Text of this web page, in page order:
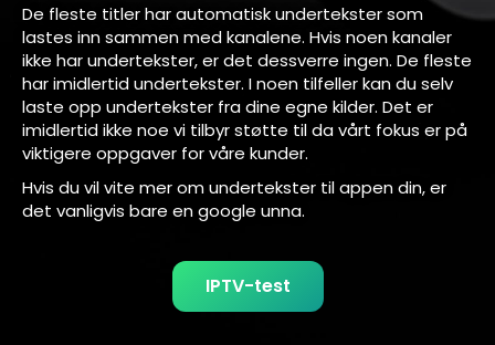
De fleste titler har automatisk undertekster som
lastes inn sammen med kanalene. Hvis noen kanaler
ikke har undertekster, er det dessverre ingen. De fleste
har imidlertid undertekster. I noen tilfeller kan du selv
laste opp undertekster fra dine egne kilder. Det er
imidlertid ikke noe vi tilbyr støtte til da vårt fokus er på
viktigere oppgaver for våre kunder.
Hvis du vil vite mer om undertekster til appen din, er
det vanligvis bare en google unna.
IPTV-test